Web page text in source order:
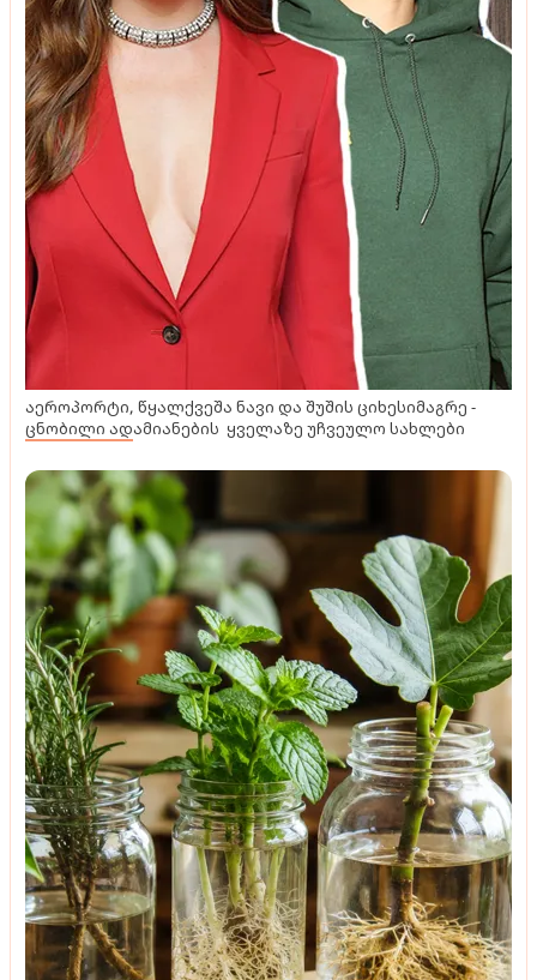
აეროპორტი, წყალქვეშა ნავი და შუშის ციხესიმაგრე -
ცნობილი ადამიანების ყველაზე უჩვეულო სახლები